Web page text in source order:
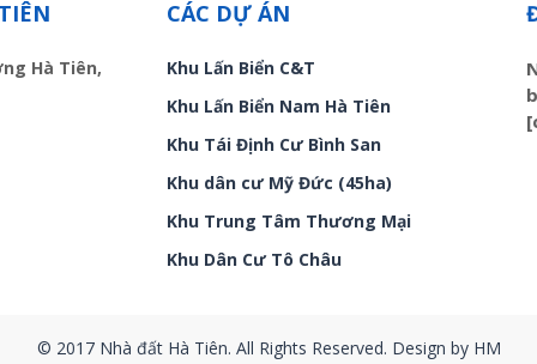
Hà Tiên,
CÁC DỰ ÁN
Khu Lấn Biển C&T
Khu Lấn Biển Nam Hà Tiên
Khu Tái Định Cư Bình San
Khu dân cư Mỹ Đức (45ha)
Khu Trung Tâm Thương Mại
Khu Dân Cư Tô Châu
© 2017 Nhà đất Hà Tiên. All Rights Reserved. Design by HM